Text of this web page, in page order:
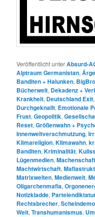
Veröffentlicht unterAbsurd-
Alptraum Germanistan,
Banditen + Halunken,
Bücherwelt, Dekadenz +
Krankheit, Deutschland Exit,
Durchgeknallt, Emotionale
Frust,Geopolitik,
Reset,Größenwahn +
Innenweltverschmutzung,
Klimareligion,Klimawahn,
Banditen,Kriminalität,
Lügenmedien,
Machtwirtschaft,
Matrixwelten,Medienwelt,
Oligarchenmafia,
Notizkladde,
Rechtsbrecher,
Welt,Transhumanismus,